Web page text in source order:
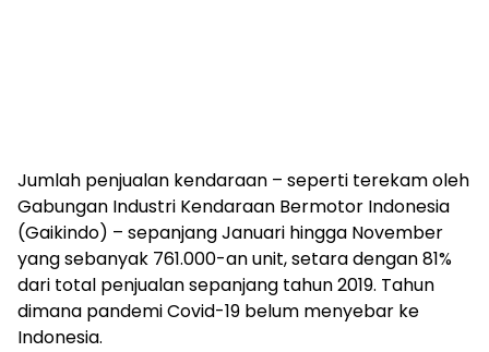
Jumlah penjualan kendaraan – seperti terekam oleh
Gabungan Industri Kendaraan Bermotor Indonesia
(Gaikindo) – sepanjang Januari hingga November
yang sebanyak 761.000-an unit, setara dengan 81%
dari total penjualan sepanjang tahun 2019. Tahun
dimana pandemi Covid-19 belum menyebar ke
Indonesia.